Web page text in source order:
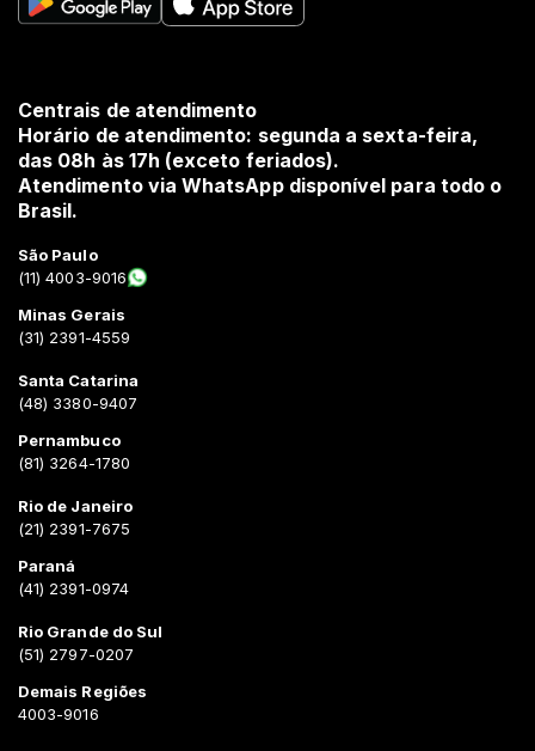
Centrais de atendimento
Horário de atendimento: segunda a sexta-feira,
das 08h às 17h (exceto feriados).
Atendimento via WhatsApp disponível para todo o
Brasil.
São Paulo
(11) 4003-9016
Minas Gerais
(31) 2391-4559
Santa Catarina
(48) 3380-9407
Pernambuco
(81) 3264-1780
Rio de Janeiro
(21) 2391-7675
Paraná
(41) 2391-0974
Rio Grande do Sul
(51) 2797-0207
Demais Regiões
4003-9016